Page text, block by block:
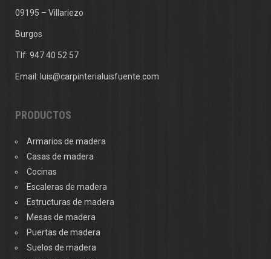
09195 – Villariezo
Burgos
Tlf: 947 40 52 57
Email: luis@carpinterialuisfuente.com
PRODUCTOS
Armarios de madera
Casas de madera
Cocinas
Escaleras de madera
Estructuras de madera
Mesas de madera
Puertas de madera
Suelos de madera